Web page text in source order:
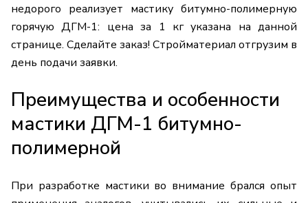
недорого реализует мастику битумно-полимерную
горячую ДГМ-1: цена за 1 кг указана на данной
странице. Сделайте заказ! Стройматериал отгрузим в
день подачи заявки.
Преимущества и особенности
мастики ДГМ-1 битумно-
полимерной
При разработке мастики во внимание брался опыт